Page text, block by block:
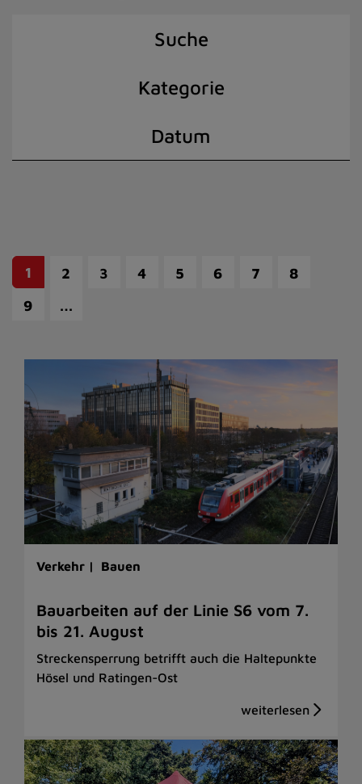
Suche
Kategorie
Datum
1 2 3 4 5 6 7
8
9
…
Verkehr | Bauen
Bauarbeiten auf der Linie S6 vom 7.
bis 21. August
Streckensperrung betrifft auch die Haltepunkte
Hösel und Ratingen-Ost